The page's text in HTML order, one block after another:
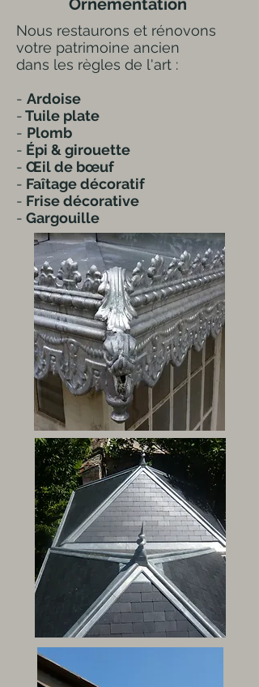
Ornementation
Nous restaurons et rénovons
votre patrimoine ancien
dans les règles de l'art :
- Ardoise
-Tuile plate
- Plomb
- Épi & girouette
- Œil de bœuf
- Faîtage décoratif
- Frise décorative
- Gargouille